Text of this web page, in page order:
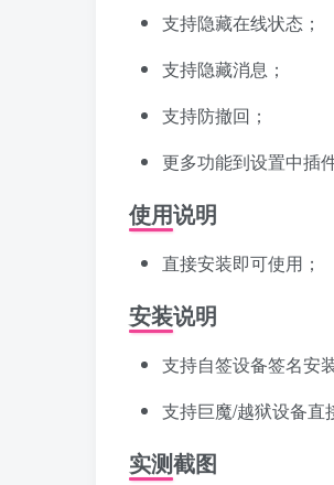
支持隐藏在线状态；
支持隐藏消息；
支持防撤回；
更多功能到设置中插
使用说明
直接安装即可使用；
安装说明
支持自签设备签名安
支持巨魔/越狱设备直
实测截图